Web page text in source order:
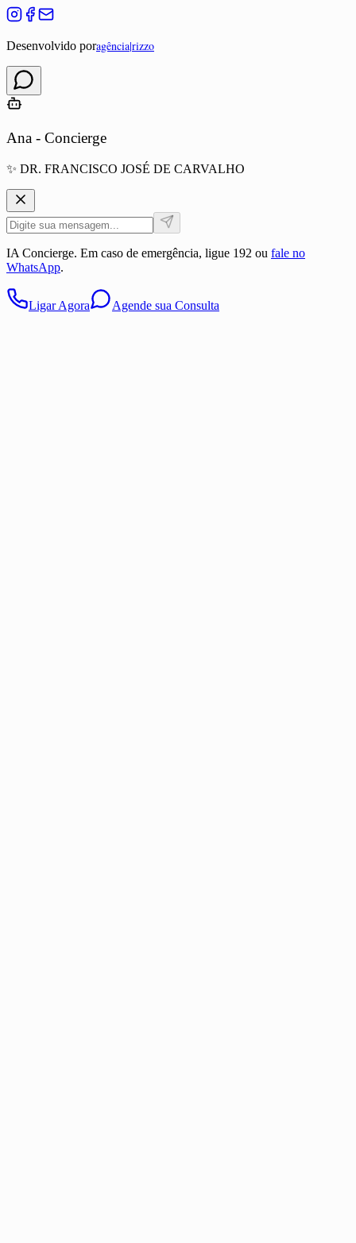
Desenvolvido poragência|rizzo
Ana - Concierge
✨ DR. FRANCISCO JOSÉ DE CARVALHO
IA Concierge. Em caso de emergência, ligue 192 ou fale no
WhatsApp.
Ligar Agora Agende sua Consulta